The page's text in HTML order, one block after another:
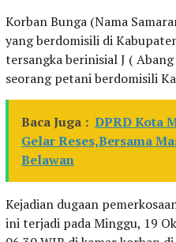
Korban Bunga (Nama
yang berdomisili di
tersangka berinisial J (
seorang petani berdomisili
Baca Juga : DPRD Kota
Gelar Reses,Bersama
Belawan
Kejadian dugaan
ini terjadi pada Minggu, 19